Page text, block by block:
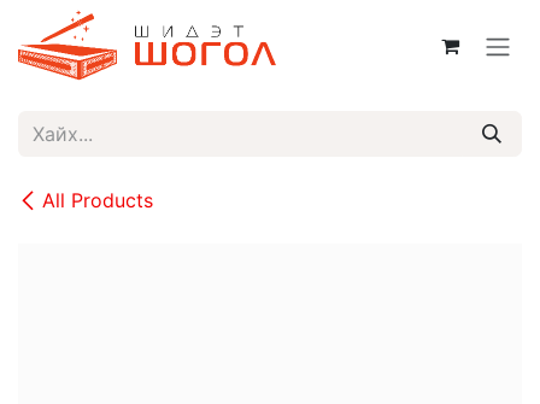
Skip to Content
All Products